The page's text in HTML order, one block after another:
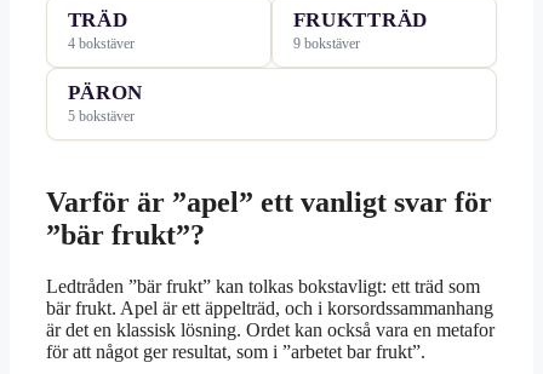
TRÄD
4 bokstäver
FRUKTTRÄD
9 bokstäver
PÄRON
5 bokstäver
Varför är ”apel” ett vanligt svar för
”bär frukt”?
Ledtråden ”bär frukt” kan tolkas bokstavligt: ett träd som
bär frukt. Apel är ett äppelträd, och i korsordssammanhang
är det en klassisk lösning. Ordet kan också vara en metafor
för att något ger resultat, som i ”arbetet bar frukt”.